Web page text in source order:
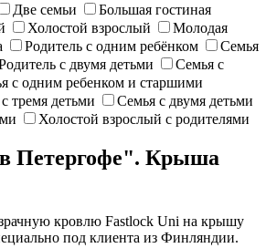
Две семьи
Большая гостиная
Холостой взрослый
Молодая
Родитель с одним ребёнком
Семья
с двумя детьми
Семья с
с одним ребенком и старшими
тремя детьми
Семья с двумя детьми
Холостой взрослый с родителями
Петергофе". Крыша
кровлю Fastlock Uni на крышу
под клиента из Финляндии.